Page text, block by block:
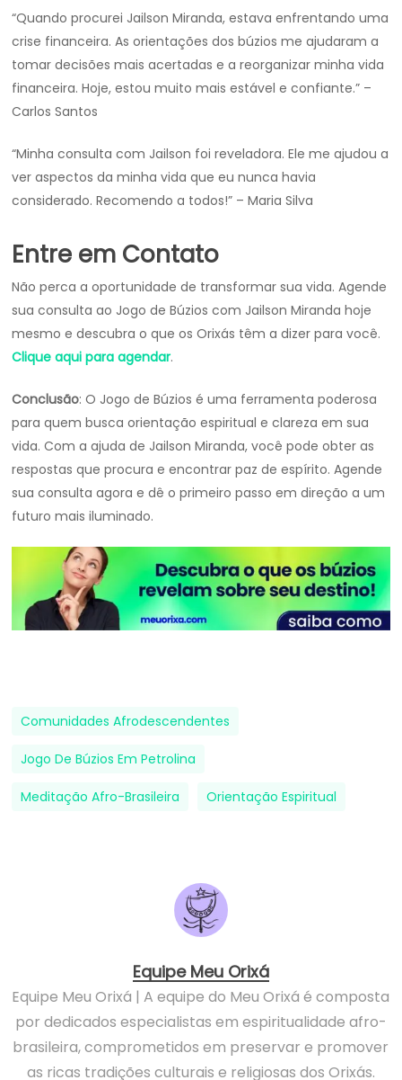
“Quando procurei Jailson Miranda, estava enfrentando uma
crise financeira. As orientações dos búzios me ajudaram a
tomar decisões mais acertadas e a reorganizar minha vida
financeira. Hoje, estou muito mais estável e confiante.” –
Carlos Santos
“Minha consulta com Jailson foi reveladora. Ele me ajudou a
ver aspectos da minha vida que eu nunca havia
considerado. Recomendo a todos!” – Maria Silva
Entre em Contato
Não perca a oportunidade de transformar sua vida. Agende
sua consulta ao Jogo de Búzios com Jailson Miranda hoje
mesmo e descubra o que os Orixás têm a dizer para você.
Clique aqui para agendar.
Conclusão: O Jogo de Búzios é uma ferramenta poderosa
para quem busca orientação espiritual e clareza em sua
vida. Com a ajuda de Jailson Miranda, você pode obter as
respostas que procura e encontrar paz de espírito. Agende
sua consulta agora e dê o primeiro passo em direção a um
futuro mais iluminado.
Comunidades Afrodescendentes
Jogo De Búzios Em Petrolina
Meditação Afro-Brasileira Orientação Espiritual
Equipe Meu Orixá
Equipe Meu Orixá | A equipe do Meu Orixá é composta
por dedicados especialistas em espiritualidade afro-
brasileira, comprometidos em preservar e promover
as ricas tradições culturais e religiosas dos Orixás.